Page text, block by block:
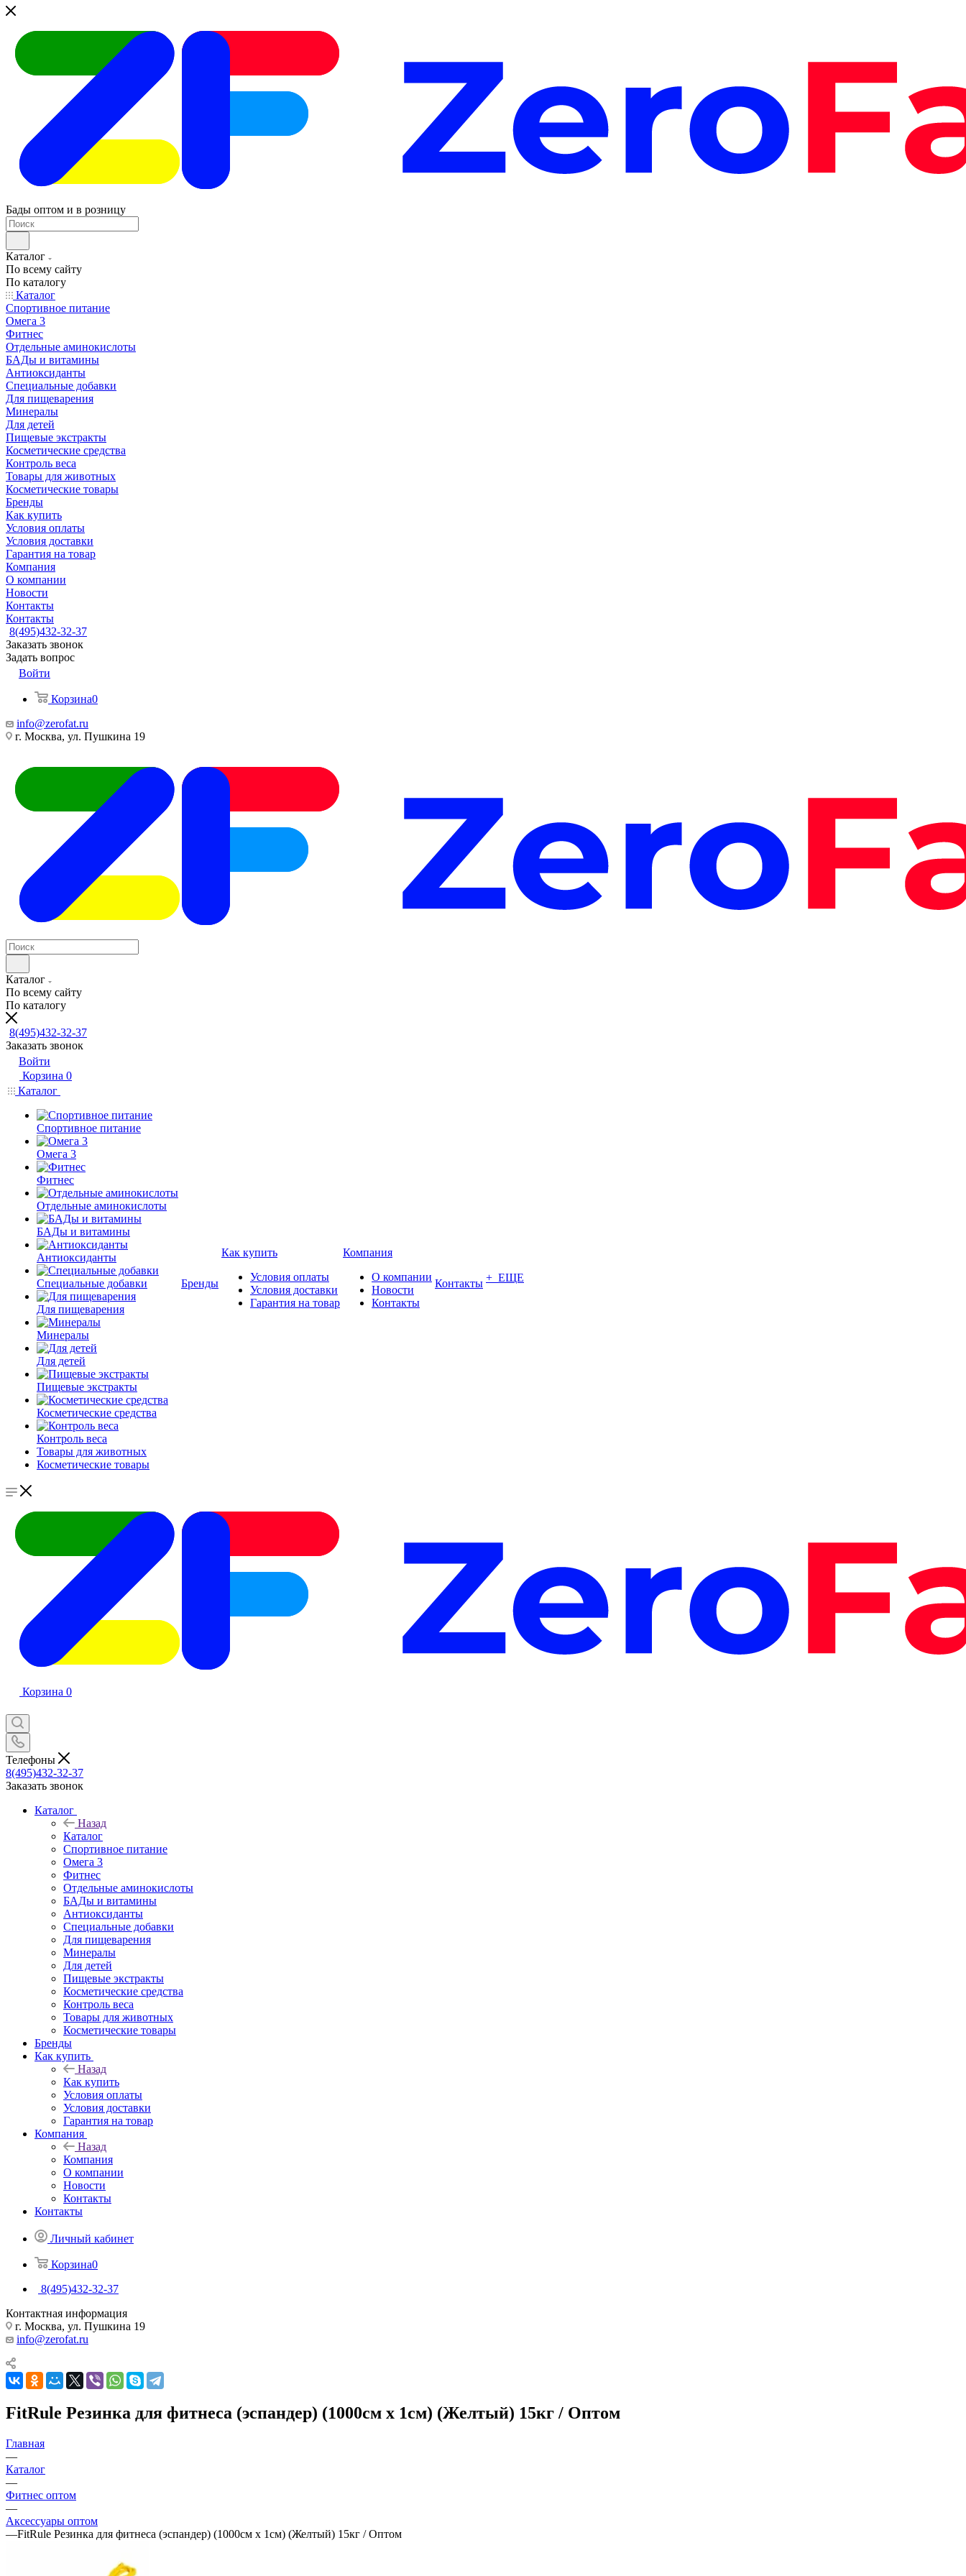
Бады оптом и в розницу
Каталог
По всему сайту
По каталогу
Каталог
Спортивное питание
Омега 3
Фитнес
Отдельные аминокислоты
БАДы и витамины
Антиоксиданты
Специальные добавки
Для пищеварения
Минералы
Для детей
Пищевые экстракты
Косметические средства
Контроль веса
Товары для животных
Косметические товары
Бренды
Как купить
Условия оплаты
Условия доставки
Гарантия на товар
Компания
О компании
Новости
Контакты
Контакты
8(495)432-32-37
Заказать звонок
Задать вопрос
Войти
Корзина0
info@zerofat.ru
г. Москва, ул. Пушкина 19
Каталог
По всему сайту
По каталогу
8(495)432-32-37
Заказать звонок
Войти
Корзина 0
Каталог
Спортивное питание
Омега 3
Фитнес
Отдельные аминокислоты
БАДы и витамины
Антиоксиданты
Специальные добавки
Для пищеварения
Минералы
Для детей
Пищевые экстракты
Косметические средства
Контроль веса
Товары для животных
Косметические товары
Бренды
Как купить
Условия оплаты
Условия доставки
Гарантия на товар
Компания
О компании
Новости
Контакты
Контакты + ЕЩЕ
Корзина 0
Телефоны
8(495)432-32-37
Заказать звонок
Каталог
Назад
Каталог
Спортивное питание
Омега 3
Фитнес
Отдельные аминокислоты
БАДы и витамины
Антиоксиданты
Специальные добавки
Для пищеварения
Минералы
Для детей
Пищевые экстракты
Косметические средства
Контроль веса
Товары для животных
Косметические товары
Бренды
Как купить
Назад
Как купить
Условия оплаты
Условия доставки
Гарантия на товар
Компания
Назад
Компания
О компании
Новости
Контакты
Контакты
Личный кабинет
Корзина0
8(495)432-32-37
Контактная информация
г. Москва, ул. Пушкина 19
info@zerofat.ru
FitRule Резинка для фитнеса (эспандер) (1000см х 1см) (Желтый) 15кг / Оптом
Главная
—
Каталог
—
Фитнес оптом
—
Аксессуары оптом
—FitRule Резинка для фитнеса (эспандер) (1000см х 1см) (Желтый) 15кг / Оптом